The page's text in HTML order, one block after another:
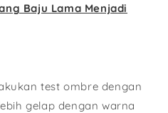
Baju Lama Menjadi
test ombre dengan
gelap dengan warna